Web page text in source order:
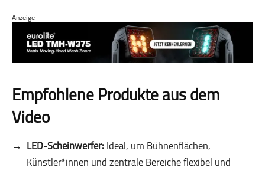
Anzeige
Empfohlene Produkte aus dem
Video
LED-Scheinwerfer:Ideal, um Bühnenflächen,
Künstler*innen und zentrale Bereiche flexibel und